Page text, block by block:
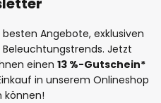
Angebote, exklusiven
Jetzt
einen 13 %-Gutschein*
in unserem Onlineshop
können!